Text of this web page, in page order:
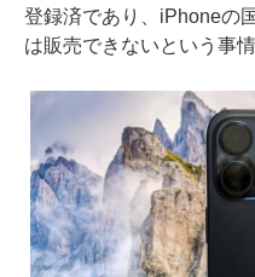
登録済であり、iPhoneの
は販売できないという事